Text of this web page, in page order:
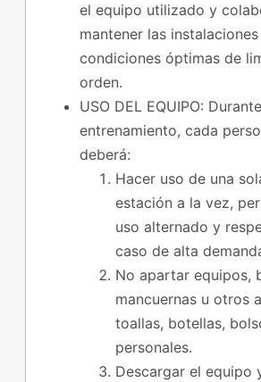
el equipo utilizado y
mantener las instalaciones
condiciones óptimas de
orden.
USO DEL EQUIPO:
entrenamiento, cada
deberá:
Hacer uso de una
estación a la vez,
uso alternado y
caso de alta
No apartar equipos,
mancuernas u otros
toallas, botellas,
personales.
Descargar el equipo